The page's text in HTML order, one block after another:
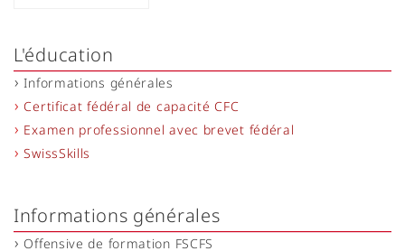
L'éducation
Informations générales
Certificat fédéral de capacité CFC
Examen professionnel avec brevet fédéral
SwissSkills
Informations générales
Offensive de formation FSCFS